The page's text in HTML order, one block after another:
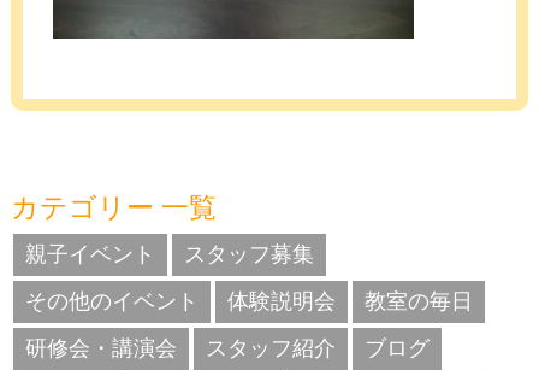
カテゴリー 一覧
親子イベント
スタッフ募集
その他のイベント
体験説明会
教室の毎日
研修会・講演会
スタッフ紹介
ブログ